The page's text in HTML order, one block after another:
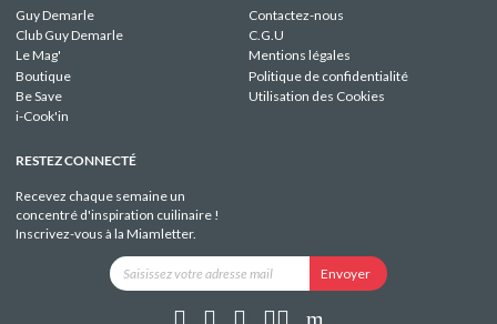
Guy Demarle
Club Guy Demarle
Le Mag'
Boutique
Be Save
i-Cook'in
Contactez-nous
C.G.U
Mentions légales
Politique de confidentialité
Utilisation des Cookies
RESTEZ CONNECTÉ
Recevez chaque semaine un
concentré d'inspiration cuilinaire !
Inscrivez-vous à la Miamletter.